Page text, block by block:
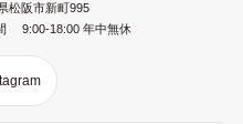
松阪市新町995
9:00-18:00 年中無休